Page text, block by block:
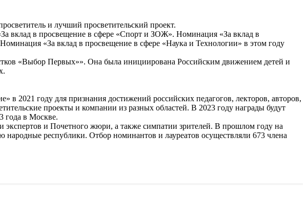
и лучший просветительский проект.
вклад в просвещение в сфере «Спорт и ЗОЖ». Номинация «За вклад в
«За вклад в просвещение в сфере «Наука и Технологии» в этом году
«Выбор Первых»». Она была инициирована Российским движением детей и
в 2021 году для признания достижений российских педагогов, лекторов, авторов,
проекты и компании из разных областей. В 2023 году награды будут
года в Москве.
экспертов и Почетного жюри, а также симпатии зрителей. В прошлом году на
республики. Отбор номинантов и лауреатов осуществляли 673 члена